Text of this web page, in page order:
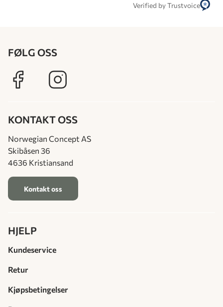
Verified by Trustvoice
FØLG OSS
KONTAKT OSS
Norwegian Concept AS
Skibåsen 36
4636 Kristiansand
Kontakt oss
HJELP
Kundeservice
Retur
Kjøpsbetingelser